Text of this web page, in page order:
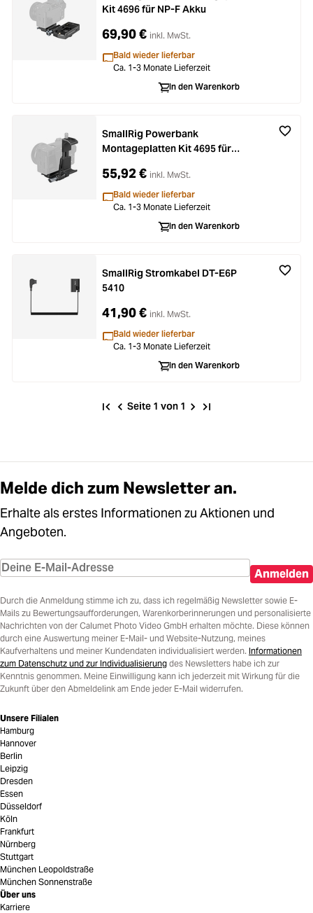
Kit 4696 für NP-F Akku
69,90 € inkl. MwSt.
Bald wieder lieferbar
Ca. 1-3 Monate Lieferzeit
In den Warenkorb
SmallRig Powerbank
Montageplatten Kit 4695 für
55,92 € inkl. MwSt.
Bald wieder lieferbar
Ca. 1-3 Monate Lieferzeit
In den Warenkorb
SmallRig Stromkabel DT-E6P
5410
41,90 € inkl. MwSt.
Bald wieder lieferbar
Ca. 1-3 Monate Lieferzeit
In den Warenkorb
Seite 1 von 1
Melde dich zum Newsletter an.
Erhalte als erstes Informationen zu Aktionen und
Angeboten.
Anmelden
Durch die Anmeldung stimme ich zu, dass ich regelmäßig Newsletter sowie E-
Mails zu Bewertungsaufforderungen, Warenkorberinnerungen und personalisierte
Nachrichten von der Calumet Photo Video GmbH erhalten möchte. Diese können
durch eine Auswertung meiner E-Mail- und Website-Nutzung, meines
Kaufverhaltens und meiner Kundendaten individualisiert werden. Informationen
zum Datenschutz und zur Individualisierung des Newsletters habe ich zur
Kenntnis genommen. Meine Einwilligung kann ich jederzeit mit Wirkung für die
Zukunft über den Abmeldelink am Ende jeder E-Mail widerrufen.
Unsere Filialen
Hamburg
Hannover
Berlin
Leipzig
Dresden
Essen
Düsseldorf
Köln
Frankfurt
Nürnberg
Stuttgart
München Leopoldstraße
München Sonnenstraße
Über uns
Karriere